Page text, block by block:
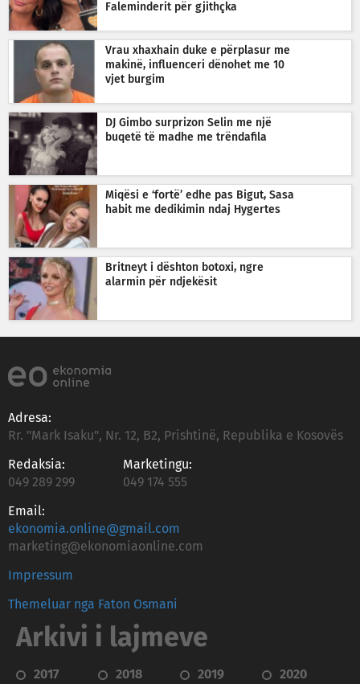
Faleminderit për gjithçka
Vrau xhaxhain duke e përplasur me
makinë, influenceri dënohet me 10
vjet burgim
DJ Gimbo surprizon Selin me një
buqetë të madhe me trëndafila
Miqësi e ‘fortë’ edhe pas Bigut, Sasa
habit me dedikimin ndaj Hygertes
Britneyt i dështon botoxi, ngre
alarmin për ndjekësit
Adresa:
Rr. "Mark Isaku", Nr. 12, B2, Prishtinë, Republika e Kosovës
Redaksia:
049 289 299
Marketingu:
049 174 555
Email:
ekonomia.online@gmail.com
marketing@ekonomiaonline.com
Impressum
Themeluar nga Faton Osmani
Arkivi i lajmeve
2017 2018 2019
2020